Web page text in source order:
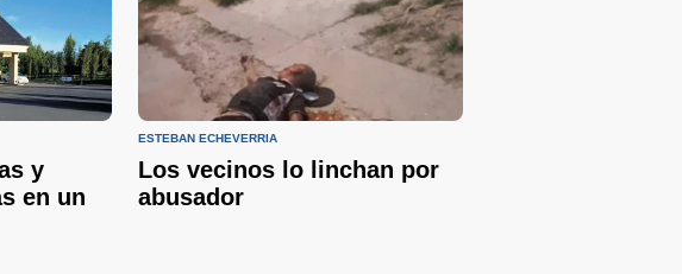
y
en un
ESTEBAN ECHEVERRÍA
Los vecinos lo linchan por
abusador